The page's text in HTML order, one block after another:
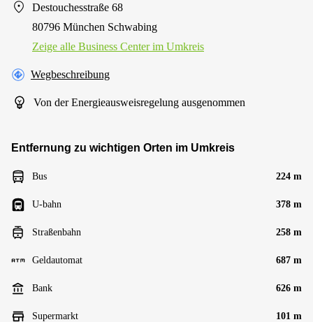
Destouchesstraße 68
80796 München Schwabing
Zeige alle Business Center im Umkreis
Wegbeschreibung
Von der Energieausweisregelung ausgenommen
Entfernung zu wichtigen Orten im Umkreis
Bus 224 m
U-bahn 378 m
Straßenbahn 258 m
Geldautomat 687 m
Bank 626 m
Supermarkt 101 m